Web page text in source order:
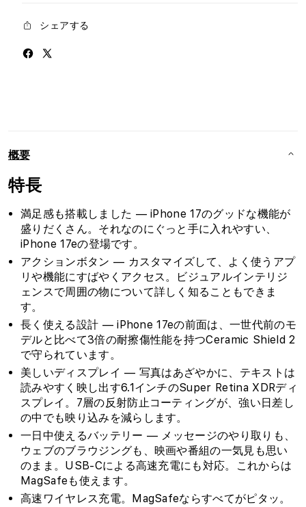
シェアする
概要
特長
満足感も搭載しました — iPhone 17のグッドな機能が
盛りだくさん。それなのにぐっと手に入れやすい、
iPhone 17eの登場です。
アクションボタン — カスタマイズして、よく使うアプ
リや機能にすばやくアクセス。ビジュアルインテリジ
ェンスで周囲の物について詳しく知ることもできま
す。
長く使える設計 — iPhone 17eの前面は、一世代前のモ
デルと比べて3倍の耐擦傷性能を持つCeramic Shield 2
で守られています。
美しいディスプレイ — 写真はあざやかに、テキストは
読みやすく映し出す6.1インチのSuper Retina XDRディ
スプレイ。7層の反射防止コーティングが、強い日差し
の中でも映り込みを減らします。
一日中使えるバッテリー — メッセージのやり取りも、
ウェブのブラウジングも、映画や番組の一気見も思い
のまま。USB-Cによる高速充電にも対応。これからは
MagSafeも使えます。
高速ワイヤレス充電。MagSafeならすべてがピタッ。